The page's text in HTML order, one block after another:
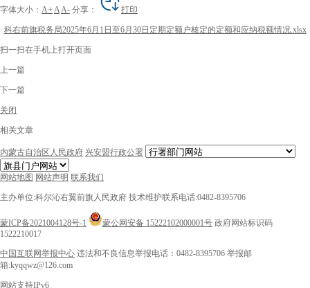
字体大小： A+ AA- 分享： 打印
科右前旗税务局2025年6月1日至6月30日定期定额户核定的定额和应纳税额情况.xlsx
扫一扫在手机上打开页面
上一篇
下一篇
关闭
相关文章
内蒙古自治区人民政府 兴安盟行政公署
网站地图 网站声明 联系我们
主办单位:科尔沁右翼前旗人民政府 技术维护联系电话:0482-8395706
蒙ICP备2021004128号-1 蒙公网安备 15222102000001号 政府网站标识码
1522210017
中国互联网举报中心 违法和不良信息举报电话：0482-8395706 举报邮
箱:kyqqwz@126.com
网站支持IPv6